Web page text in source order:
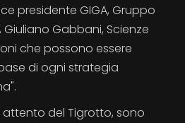
presidente GIGA, Gruppo
Giuliano Gabbani, Scienze
che possono essere
di ogni strategia
del Tigrotto, sono